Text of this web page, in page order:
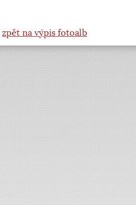
|zpět na výpis fotoalb